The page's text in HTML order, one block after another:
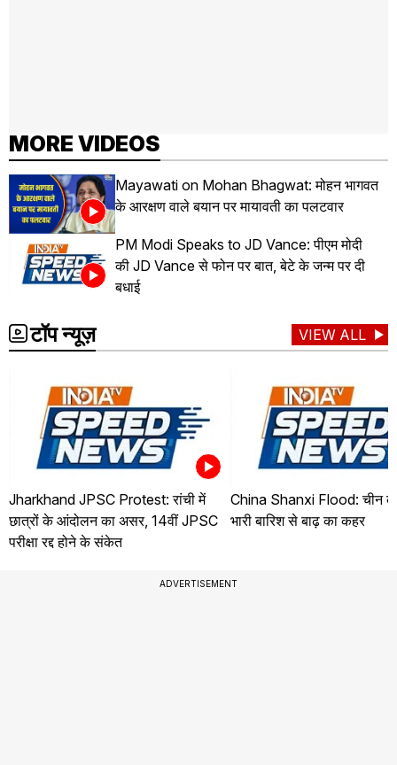
MORE VIDEOS
Mayawati on Mohan Bhagwat: मोहन भागवत
के आरक्षण वाले बयान पर मायावती का पलटवार
PM Modi Speaks to JD Vance: पीएम मोदी
की JD Vance से फोन पर बात, बेटे के जन्म पर दी
बधाई
टॉप न्यूज़ VIEW ALL
Jharkhand JPSC Protest: रांची में
छात्रों के आंदोलन का असर, 14वीं JPSC
परीक्षा रद्द होने के संकेत
China Shanxi Flood: चीन के
भारी बारिश से बाढ़ का कहर
ADVERTISEMENT